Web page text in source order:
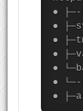
● ├─-
●
●
●
●
● └─-
●